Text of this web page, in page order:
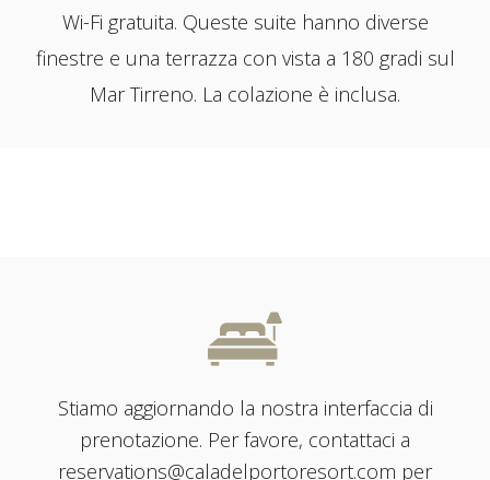
Wi-Fi gratuita. Queste suite hanno diverse
finestre e una terrazza con vista a 180 gradi sul
Mar Tirreno. La colazione è inclusa.
Stiamo aggiornando la nostra interfaccia di
prenotazione. Per favore, contattaci a
reservations@caladelportoresort.com per